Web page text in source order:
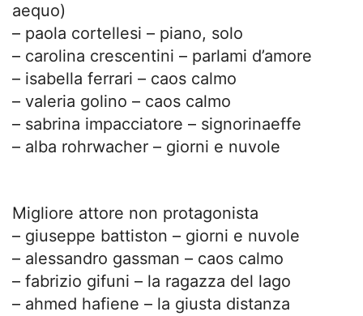
aequo)
– paola cortellesi – piano, solo
– carolina crescentini – parlami d’amore
– isabella ferrari – caos calmo
– valeria golino – caos calmo
– sabrina impacciatore – signorinaeffe
– alba rohrwacher – giorni e nuvole
Migliore attore non protagonista
– giuseppe battiston – giorni e nuvole
– alessandro gassman – caos calmo
– fabrizio gifuni – la ragazza del lago
– ahmed hafiene – la giusta distanza